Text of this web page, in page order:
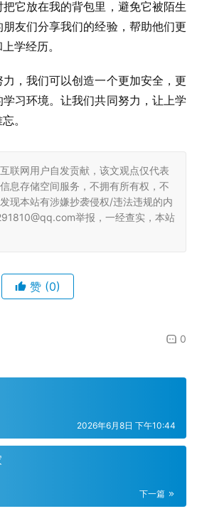
它放在我的背包里，避免它被陌生
友们分享我们的经验，帮助他们更
学经历。
，我们可以创造一个更加安全，更
习环境。让我们共同努力，让上学
。
联网用户自发贡献，该文观点仅代表
息存储空间服务，不拥有所有权，不
现本站有涉嫌抄袭侵权/违法违规的内
举报，一经查实，本站
赞 (0)
0
2026年6月8日 下午10:44
下一篇